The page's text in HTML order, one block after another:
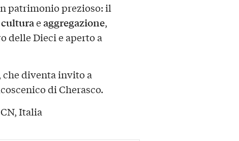
patrimonio prezioso: il
culturaeaggregazione,
delle Dieci e aperto a
che diventa invito a
di Cherasco.
Italia